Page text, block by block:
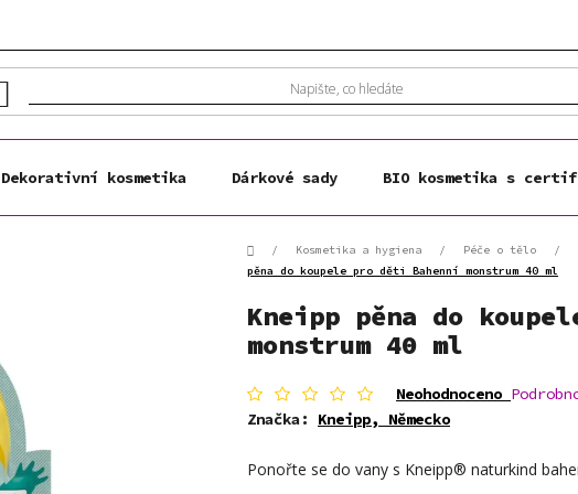
Dekorativní kosmetika Dárkové sady BIO kosmetika s
Domů/ Kosmetika a hygiena / Péče o tělo /
pěna do koupele pro děti Bahenní monstrum 40 ml
Kneipp pěna do
monstrum 40 ml
Průměrné
hodnocení
produktu
0,0
Neohodnoceno
Značka: Kneipp, Německo
Ponořte se do vany s Kneipp® naturkind